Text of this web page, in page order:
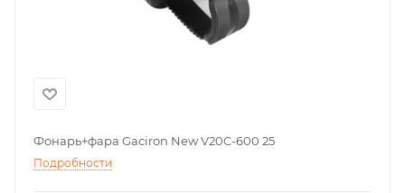
Фонарь+фара Gaciron New V20C-600 25
Подробности